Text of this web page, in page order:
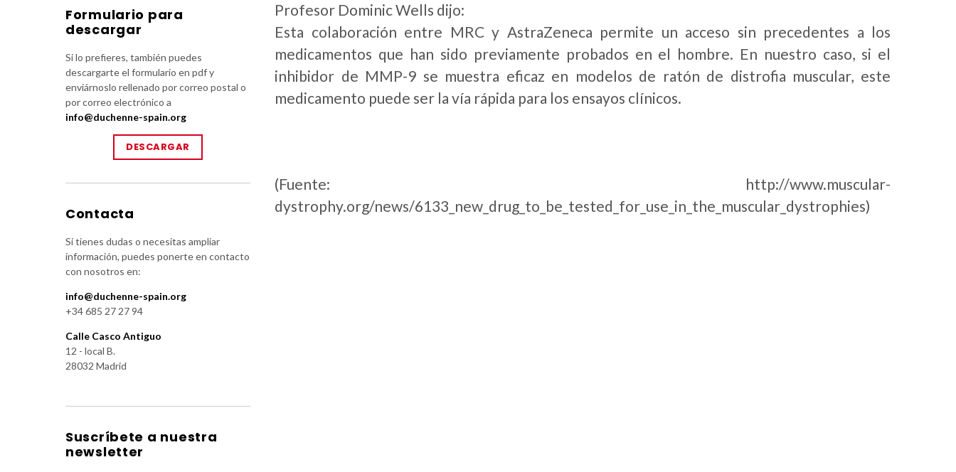
Profesor Dominic Wells dijo:
Esta colaboración entre MRC y AstraZeneca permite un acceso sin precedentes a los
medicamentos que han sido previamente probados en el hombre. En nuestro caso, si el
inhibidor de MMP-9 se muestra eficaz en modelos de ratón de distrofia muscular, este
medicamento puede ser la vía rápida para los ensayos clínicos.
(Fuente: http://www.muscular-
dystrophy.org/news/6133_new_drug_to_be_tested_for_use_in_the_muscular_dystrophies)
Formulario para
descargar
Si lo prefieres, también puedes
descargarte el formulario en pdf y
enviárnoslo rellenado por correo postal o
por correo electrónico a
info@duchenne-spain.org
DESCARGAR
Contacta
Si tienes dudas o necesitas ampliar
información, puedes ponerte en contacto
con nosotros en:
info@duchenne-spain.org
+34 685 27 27 94
Calle Casco Antiguo
12 - local B.
28032 Madrid
Suscríbete a nuestra
newsletter